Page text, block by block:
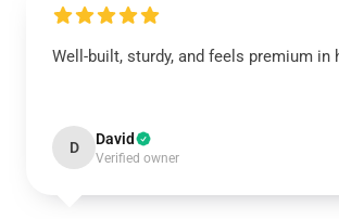
Well-built, sturdy, and feels premium in
D David
Verified owner